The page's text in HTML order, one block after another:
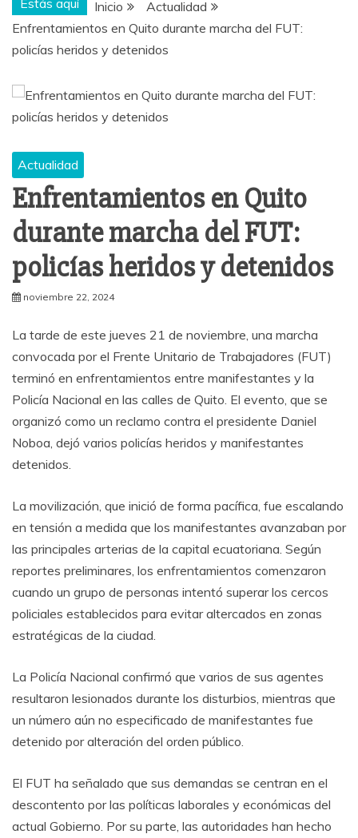
Inicio
Actualidad
Enfrentamientos en Quito durante marcha del FUT:
policías heridos y detenidos
Actualidad
Enfrentamientos en Quito
durante marcha del FUT:
policías heridos y detenidos
noviembre 22, 2024
La tarde de este jueves 21 de noviembre, una marcha
convocada por el Frente Unitario de Trabajadores (FUT)
terminó en enfrentamientos entre manifestantes y la
Policía Nacional en las calles de Quito. El evento, que se
organizó como un reclamo contra el presidente Daniel
Noboa, dejó varios policías heridos y manifestantes
detenidos.
La movilización, que inició de forma pacífica, fue escalando
en tensión a medida que los manifestantes avanzaban por
las principales arterias de la capital ecuatoriana. Según
reportes preliminares, los enfrentamientos comenzaron
cuando un grupo de personas intentó superar los cercos
policiales establecidos para evitar altercados en zonas
estratégicas de la ciudad.
La Policía Nacional confirmó que varios de sus agentes
resultaron lesionados durante los disturbios, mientras que
un número aún no especificado de manifestantes fue
detenido por alteración del orden público.
El FUT ha señalado que sus demandas se centran en el
descontento por las políticas laborales y económicas del
actual Gobierno. Por su parte, las autoridades han hecho